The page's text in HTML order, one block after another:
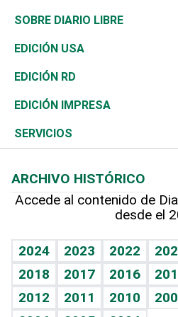
José Boquete
Reportajes
Asia
África
Ocenanía
Caribe
Resto del mundo
Consumo
Vivienda
Telecom.
Global y variable
Economía personal
Belleza
Buena Vida
Sociales
Novedades
Podcast Arte Libre
Hablando con el pediatra
Vida y familia
Eñe
Celebrando la vida
Golf
Ciclismo
Tenis
Olimpismo
Más deportes
Línea de hit
TBT Deportivo
De buena tinta
En Directo
El Espía
Noticiero Poteleche
Columnistas
Clima
Tecnología
Historia
Martes de tecnología
Cambio climático
Mundo
Economía
Revista
Deportes
Opinión
Hecho en casa
Guía del dinero
SOBRE DIARIO LIBRE
EDICIÓN USA
EDICIÓN RD
EDICIÓN IMPRESA
SERVICIOS
Cumpleaños
Horóscopos
Crucigramas
ARCHIVO HISTÓRICO
Accede al contenido de
desde el
2024 2023 2022
2018
2017 2016
2012
2011 2010